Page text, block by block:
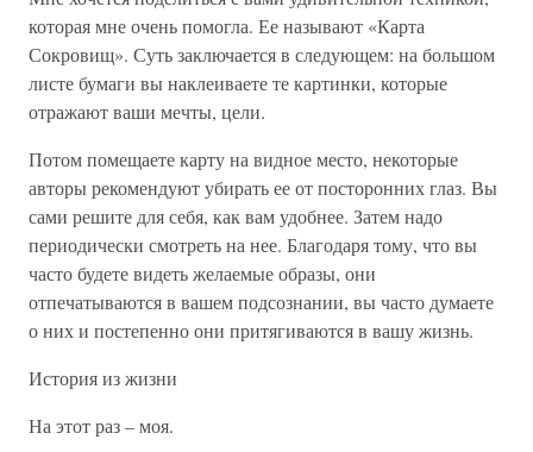
которая мне очень помогла. Ее называют «Карта
Сокровищ». Суть заключается в следующем: на большом
листе бумаги вы наклеиваете те картинки, которые
отражают ваши мечты, цели.
Потом помещаете карту на видное место, некоторые
авторы рекомендуют убирать ее от посторонних глаз. Вы
сами решите для себя, как вам удобнее. Затем надо
периодически смотреть на нее. Благодаря тому, что вы
часто будете видеть желаемые образы, они
отпечатываются в вашем подсознании, вы часто думаете
о них и постепенно они притягиваются в вашу жизнь.
История из жизни
На этот раз – моя.